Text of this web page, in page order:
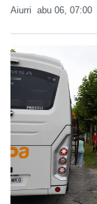
Aiurri abu 06, 07:00